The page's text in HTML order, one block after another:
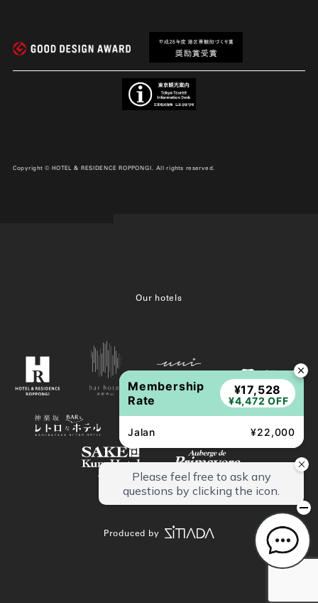
Copyright © HOTEL & RESIDENCE ROPPONGI. All rights reserved.
Our hotels
Produced by
Membership
Rate
¥17,528
¥4,472 OFF
Jalan ¥22,000